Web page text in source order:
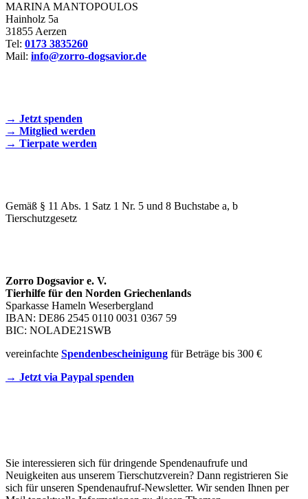
MARINA MANTOPOULOS
Hainholz 5a
31855 Aerzen
Tel: 0173 3835260
Mail: info@zorro-dogsavior.de
→ Jetzt spenden
→ Mitglied werden
→ Tierpate werden
Gemäß § 11 Abs. 1 Satz 1 Nr. 5 und 8 Buchstabe a, b
Tierschutzgesetz
Zorro Dogsavior e. V.
Tierhilfe für den Norden Griechenlands
Sparkasse Hameln Weserbergland
IBAN: DE86 2545 0110 0031 0367 59
BIC: NOLADE21SWB
vereinfachte Spendenbescheinigung für Beträge bis 300 €
→ Jetzt via Paypal spenden
Sie interessieren sich für dringende Spendenaufrufe und
Neuigkeiten aus unserem Tierschutzverein? Dann registrieren Sie
sich für unseren Spendenaufruf-Newsletter. Wir senden Ihnen per